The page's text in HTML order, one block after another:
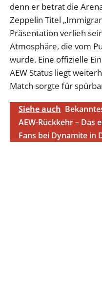
denn er betrat die
Zeppelin Titel
Präsentation verlieh
Atmosphäre, die vom
wurde. Eine offizielle
AEW Status liegt
Match sorgte für
Siehe auch
AEW-Rückkehr – Das
Fans bei Dynamite in